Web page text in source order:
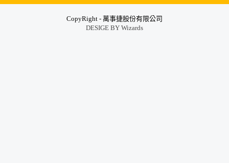
CopyRight - 萬事捷股份有限公司
DESIGE BY Wizards